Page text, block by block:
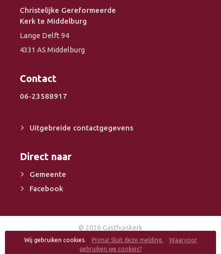
Wij gebruiken cookies. Prima! Sluit deze melding.
Waarvoor
gebruiken we cookies?
Christelijke Gereformeerde
Kerk te Middelburg
Lange Delft 94
4331 AS Middelburg
Contact
06-23588917
Uitgebreide contactgegevens
Direct naar
Gemeente
Facebook
© 2026 Gasthuiskerk
Disclaimer-
ANBI
Gedragscode voor kerkelijk werkers CGK
Gasthuiskerk Middelburg